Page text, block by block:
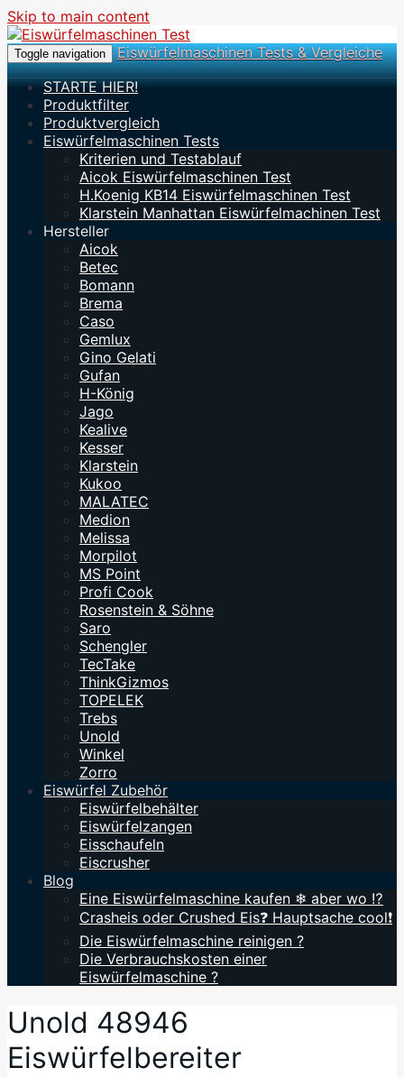
Skip to main content
Toggle navigation
Eiswürfelmaschinen Tests & Vergleiche
STARTE HIER!
Produktfilter
Produktvergleich
Eiswürfelmaschinen Tests
Kriterien und Testablauf
Aicok Eiswürfelmaschinen Test
H.Koenig KB14 Eiswürfelmaschinen Test
Klarstein Manhattan Eiswürfelmachinen Test
Hersteller
Aicok
Betec
Bomann
Brema
Caso
Gemlux
Gino Gelati
Gufan
H-König
Jago
Kealive
Kesser
Klarstein
Kukoo
MALATEC
Medion
Melissa
Morpilot
MS Point
Profi Cook
Rosenstein & Söhne
Saro
Schengler
TecTake
ThinkGizmos
TOPELEK
Trebs
Unold
Winkel
Zorro
Eiswürfel Zubehör
Eiswürfelbehälter
Eiswürfelzangen
Eisschaufeln
Eiscrusher
Blog
Eine Eiswürfelmaschine kaufen ❄ aber wo ⁉️
Crasheis oder Crushed Eis❓ Hauptsache cool❗
Die Eiswürfelmaschine reinigen ?
Die Verbrauchskosten einer
Eiswürfelmaschine ?
Unold 48946
Eiswürfelbereiter